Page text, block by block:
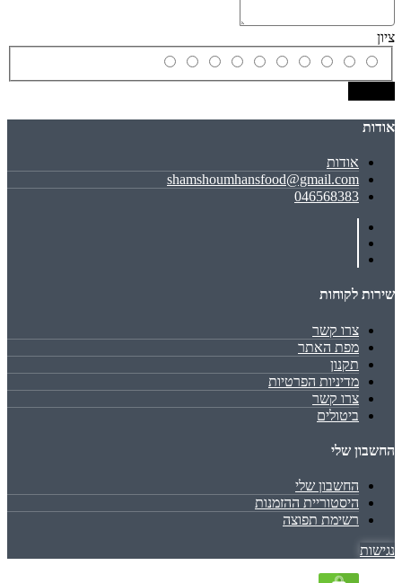
ציון
אודות
אודות
shamshoumhansfood@gmail.com
046568383
שירות לקוחות
צרו קשר
מפת האתר
תקנון
מדיניות הפרטיות
צרו קשר
ביטולים
החשבון שלי
החשבון שלי
היסטוריית ההזמנות
רשימת תפוצה
נגישות